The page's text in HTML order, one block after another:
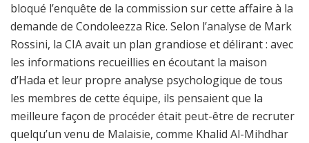
bloqué l’enquête de la commission sur cette affaire à la
demande de Condoleezza Rice. Selon l’analyse de Mark
Rossini, la CIA avait un plan grandiose et délirant : avec
les informations recueillies en écoutant la maison
d’Hada et leur propre analyse psychologique de tous
les membres de cette équipe, ils pensaient que la
meilleure façon de procéder était peut-être de recruter
quelqu’un venu de Malaisie, comme Khalid Al-Mihdhar